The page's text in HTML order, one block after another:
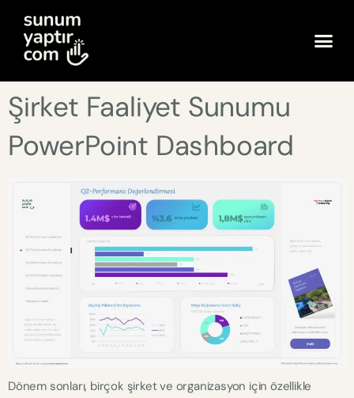
Şirket Faaliyet Sunumu
PowerPoint Dashboard
Dönem sonları, birçok şirket ve organizasyon için özellikle